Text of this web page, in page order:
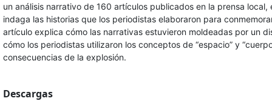
un análisis narrativo de 160 artículos publicados en la prensa local,
indaga las historias que los periodistas elaboraron para
artículo explica cómo las narrativas estuvieron moldeadas por un
cómo los periodistas utilizaron los conceptos de “espacio” y
consecuencias de la explosión.
Descargas